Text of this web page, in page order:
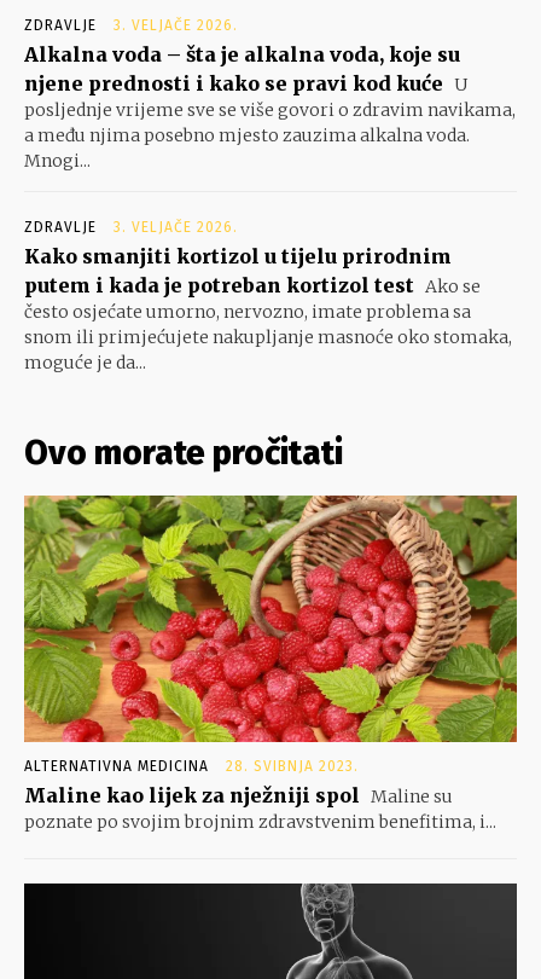
ZDRAVLJE 3. VELJAČE 2026.
Alkalna voda – šta je alkalna voda, koje su
njene prednosti i kako se pravi kod kuće U
posljednje vrijeme sve se više govori o zdravim navikama,
a među njima posebno mjesto zauzima alkalna voda.
Mnogi...
ZDRAVLJE 3. VELJAČE 2026.
Kako smanjiti kortizol u tijelu prirodnim
putem i kada je potreban kortizol test Ako se
često osjećate umorno, nervozno, imate problema sa
snom ili primjećujete nakupljanje masnoće oko stomaka,
moguće je da...
Ovo morate pročitati
ALTERNATIVNA MEDICINA 28. SVIBNJA 2023.
Maline kao lijek za nježniji spol Maline su
poznate po svojim brojnim zdravstvenim benefitima, i...